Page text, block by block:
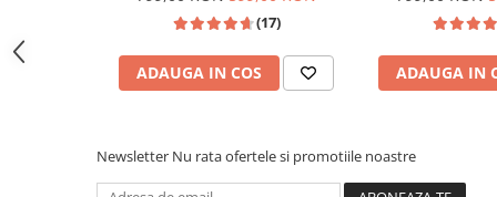
Lumini Ambientale
Testere auto
Pompe transfer
🚀 Hardware de Top & Sistem Activ
este echipată cu un
spate Full Aluminiuși un
(Cooler). Acesta previne supraîncălzirea
⚡Procesor:Octa-Core 1.6 GHz
💾Memorie:4GB RAM / 64 GB ROM
10.1 Inch(17)
ADAUGA IN COS
Polo,
ADAUGA IN
Newsletter Nu rata ofertele si promotiile noastre